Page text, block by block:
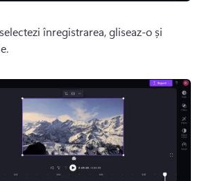
înregistrarea, gliseaz-o și